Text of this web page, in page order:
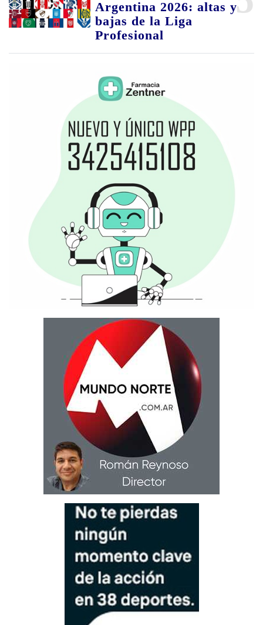
Argentina 2026: altas y
bajas de la Liga
Profesional